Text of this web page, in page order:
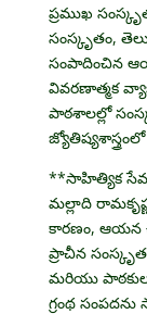
ప్రముఖ
సంస్కృతం,
సంపాదించిన
వివరణాత్మక
పాఠశాలల్లో
**సాహిత్యిక
మల్లాది రామకృష్ణ
కారణం, ఆయన
ప్రాచీన
మరియు
గ్రంథ